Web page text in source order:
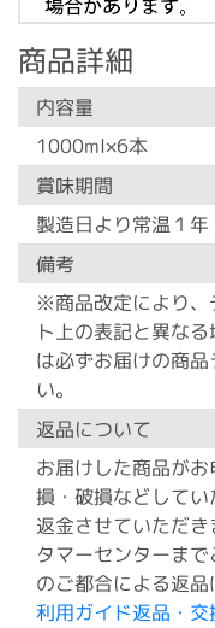
商品詳細
内容量
1000ml×6本
賞味期間
製造日より常温１年
備考
※商品改定により、
ト上の表記と異な
は必ずお届けの商
い。
返品について
お届けした商品が
損・破損などして
返金させていただ
タマーセンターま
のご都合による返
利用ガイド返品・交